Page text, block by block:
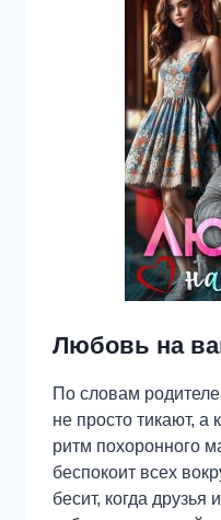
Любовь на
По словам
не просто тикают, а
ритм похоронного
беспокоит всех
бесит, когда друзья